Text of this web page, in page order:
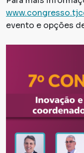
evento e opções